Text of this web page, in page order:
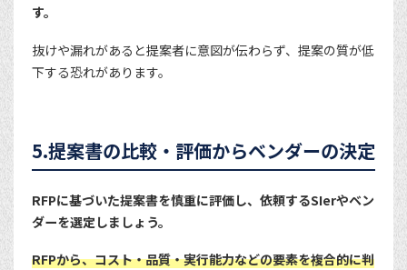
す。
抜けや漏れがあると提案者に意図が伝わらず、提案の質が低
下する恐れがあります。
5.提案書の比較・評価からベンダーの決定
RFPに基づいた提案書を慎重に評価し、依頼するSIerやベン
ダーを選定しましょう。
RFPから、コスト・品質・実行能力などの要素を複合的に判